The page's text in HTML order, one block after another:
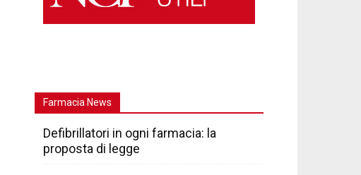
Farmacia News
Defibrillatori in ogni farmacia: la
proposta di legge